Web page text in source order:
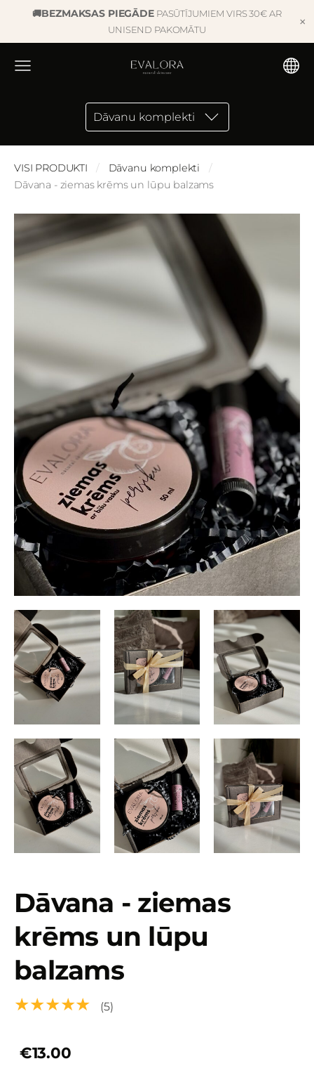
🚚BEZMAKSAS PIEGĀDEPASŪTĪJUMIEM VIRS 30€ AR
UNISEND PAKOMĀTU
×
Dāvanu komplekti
VISI PRODUKTI
Dāvanu komplekti
Dāvana - ziemas krēms un lūpu balzams
Dāvana - ziemas
krēms un lūpu
balzams
★★★★★ (5)
€13.00